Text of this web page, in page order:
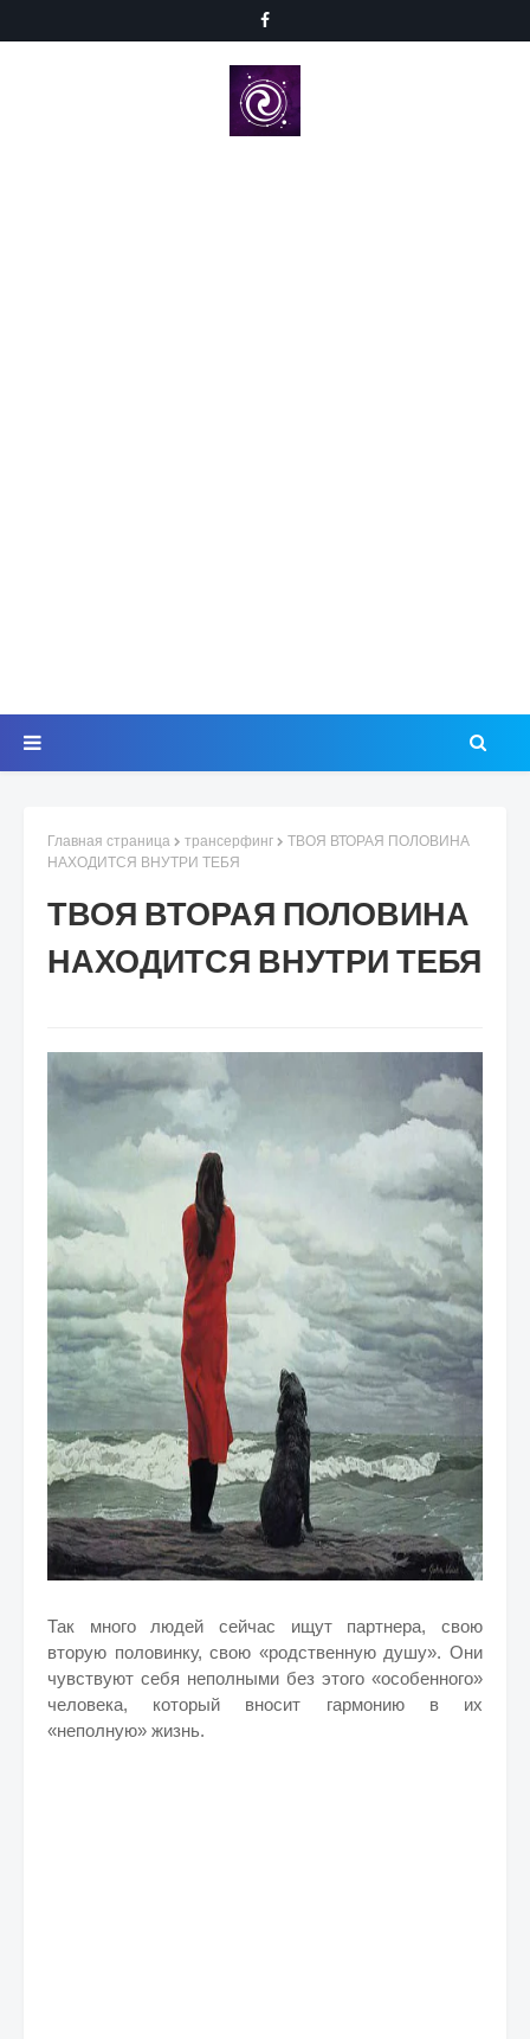
Главная страница трансерфинг
ТВОЯ ВТОРАЯ ПОЛОВИНА
НАХОДИТСЯ ВНУТРИ ТЕБЯ
ТВОЯ ВТОРАЯ ПОЛОВИНА
НАХОДИТСЯ ВНУТРИ ТЕБЯ
Так много людей сейчас ищут партнера, свою
вторую половинку, свою «родственную душу». Они
чувствуют себя неполными без этого «особенного»
человека, который вносит гармонию в их
«неполную» жизнь.